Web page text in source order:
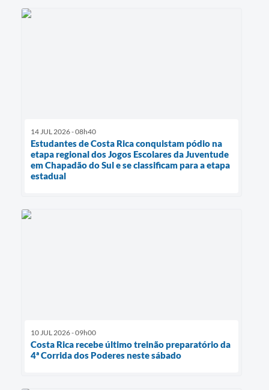
14 JUL 2026 - 08h40
Estudantes de Costa Rica conquistam pódio na
etapa regional dos Jogos Escolares da Juventude
em Chapadão do Sul e se classificam para a etapa
estadual
10 JUL 2026 - 09h00
Costa Rica recebe último treinão preparatório da
4ª Corrida dos Poderes neste sábado